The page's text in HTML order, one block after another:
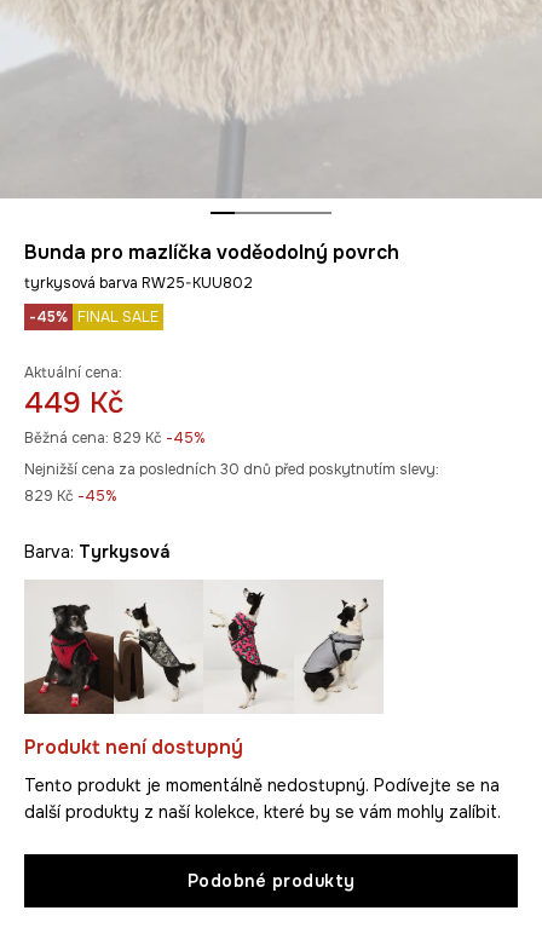
Bunda pro mazlíčka voděodolný povrch
tyrkysová barva RW25-KUU802
-45% FINAL SALE
Aktuální cena:
449 Kč
Běžná cena: 829 Kč -45%
Nejnižší cena za posledních 30 dnů před poskytnutím slevy:
829 Kč -45%
Barva: tyrkysová
Produkt není dostupný
Tento produkt je momentálně nedostupný. Podívejte se na
další produkty z naší kolekce, které by se vám mohly zalíbit.
Podobné produkty